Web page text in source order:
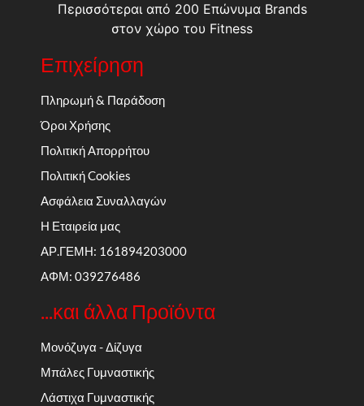
Περισσότεραι από 200 Επώνυμα Brands
στον χώρο του Fitness
Επιχείρηση
Πληρωμή & Παράδοση
Όροι Χρήσης
Πολιτική Απορρήτου
Πολιτική Cookies
Ασφάλεια Συναλλαγών
Η Εταιρεία μας
ΑΡ.ΓΕΜΗ: 161894203000
ΑΦΜ: 039276486
...και άλλα Προϊόντα
Μονόζυγα - Δίζυγα
Μπάλες Γυμναστικής
Λάστιχα Γυμναστικής